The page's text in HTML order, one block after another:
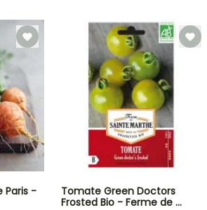
Paris -
Tomate Green Doctors
Frosted Bio - Ferme de …